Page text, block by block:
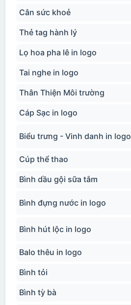
Cân sức khoẻ
Thẻ tag hành lý
Lọ hoa pha lê in logo
Tai nghe in logo
Thân Thiện Môi trường
Cáp Sạc in logo
Biểu trưng - Vinh danh in logo
Cúp thể thao
Bình dầu gội sữa tắm
Bình đựng nước in logo
Bình hút lộc in logo
Balo thêu in logo
Bình tỏi
Bình tỳ bà